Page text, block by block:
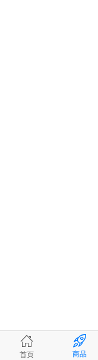
首页 商品